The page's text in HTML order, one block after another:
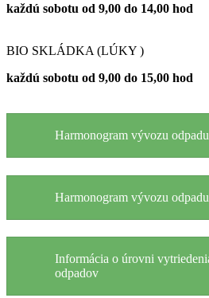
každú sobotu od 9,00 do 14,00 hod
BIO SKLÁDKA (LÚKY )
každú sobotu od 9,00 do 15,00 hod
Harmonogram vývozu
Harmonogram vývozu
Informácia o úrovni
odpadov